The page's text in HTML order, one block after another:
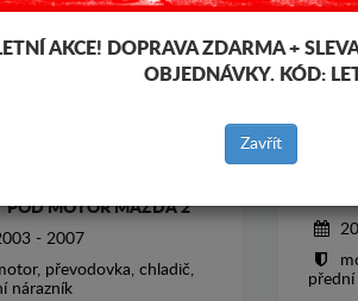
POD MOTOR MAZDA 2
- 2007
převodovka, chladič,
nárazník
přední
AKCE! DOPRAVA ZDARMA +
OBJEDNÁVKY. KÓD:
Zavřít